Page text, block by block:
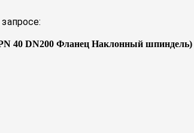
40 DN200 Фланец Наклонный шпиндель)